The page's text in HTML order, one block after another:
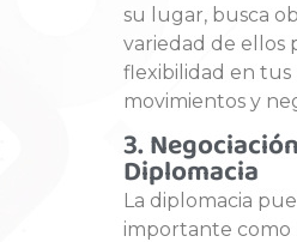
su lugar, busca
variedad de ellos
flexibilidad en tus
movimientos y
3.
Diplomacia
La diplomacia
importante como